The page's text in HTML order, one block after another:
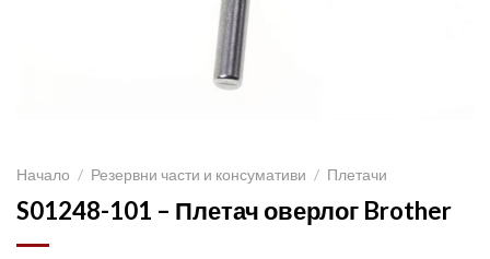
Начало / Резервни части и консумативи / Плетачи
S01248-101 – Плетач оверлог Brother